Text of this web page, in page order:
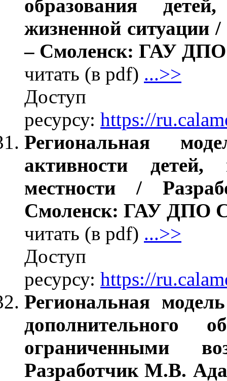
образования
жизненной ситуации
– Смоленск: ГАУ
читать (в pdf) ...>>
ресурсу: https://
Региональная
активности
местности /
Смоленск: ГАУ ДПО
читать (в pdf) ...>>
ресурсу: https://
Региональная
дополнительного
ограниченными
Разработчик М.В.